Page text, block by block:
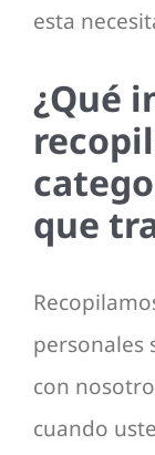
esta
¿Qué
que
personales
con
cuando